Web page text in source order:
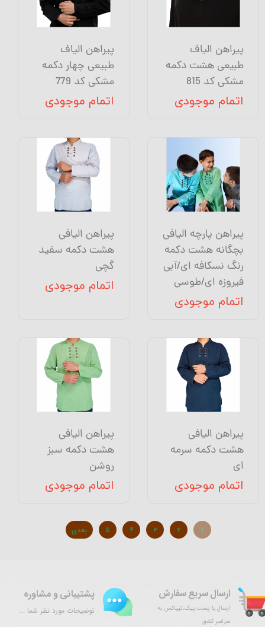
پیراهن الیاف
طبیعی هشت دکمه
مشکی کد 815
اتمام موجودی
پیراهن الیاف
طبیعی چهار دکمه
مشکی کد 779
اتمام موجودی
پیراهن پارچه الیافی
بچگانه هشت دکمه
رنگ نسکافه ای/آبی
فیروزه ای/طوسی
اتمام موجودی
پیراهن الیافی
هشت دکمه سفید
گچی
اتمام موجودی
پیراهن الیافی
هشت دکمه سرمه
ای
اتمام موجودی
پیراهن الیافی
هشت دکمه سبز
روشن
اتمام موجودی
۱ ۲ ۳ ۴ ۵ بعدی
ارسال سریع سفارش
ارسال با پست،پیک،تیپاکس به
سراسر کشور
پشتیبانی و مشاوره
توضیحات مورد نظر شما ...